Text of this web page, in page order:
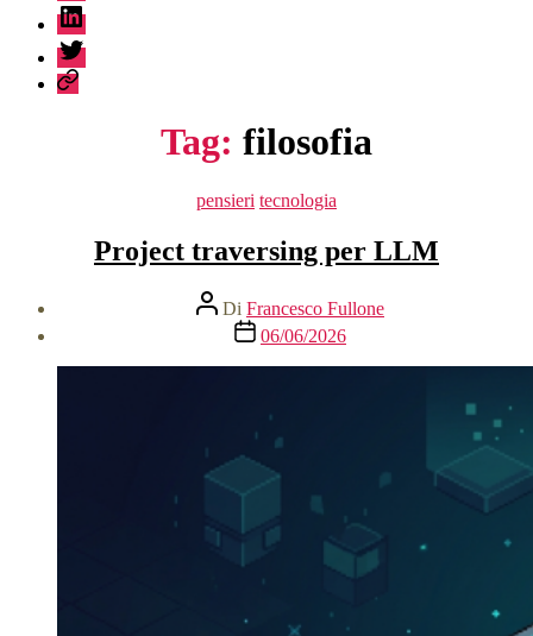
linkedin
twitter
sessionize
Tag: filosofia
Categorie
pensieri tecnologia
Project traversing per LLM
Autore
articolo
Di Francesco Fullone
Data
dell'articolo
06/06/2026